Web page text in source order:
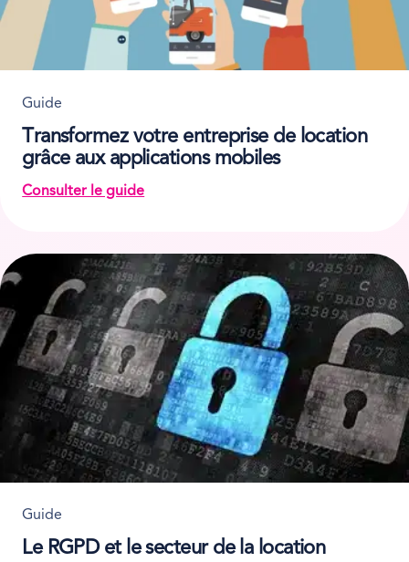
Guide
Transformez votre entreprise de location
grâce aux applications mobiles
Consulter le guide
on Transformez votre entreprise de location
Guide
Le RGPD et le secteur de la location